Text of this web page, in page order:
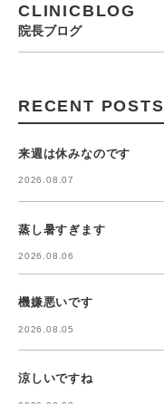
CLINICBLOG
院長ブログ
RECENT POSTS
来週は休みなのです
2026.08.07
蒸し暑すぎます
2026.08.06
機嫌悪いです
2026.08.05
涼しいですね